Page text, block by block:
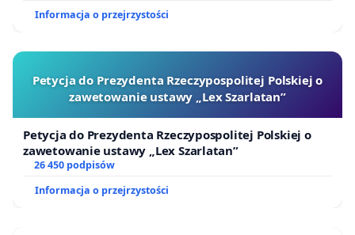
Informacja o przejrzystości
Petycja do Prezydenta Rzeczypospolitej Polskiej o
zawetowanie ustawy „Lex Szarlatan”
Petycja do Prezydenta Rzeczypospolitej Polskiej o
zawetowanie ustawy „Lex Szarlatan”
26 450 podpisów
Informacja o przejrzystości